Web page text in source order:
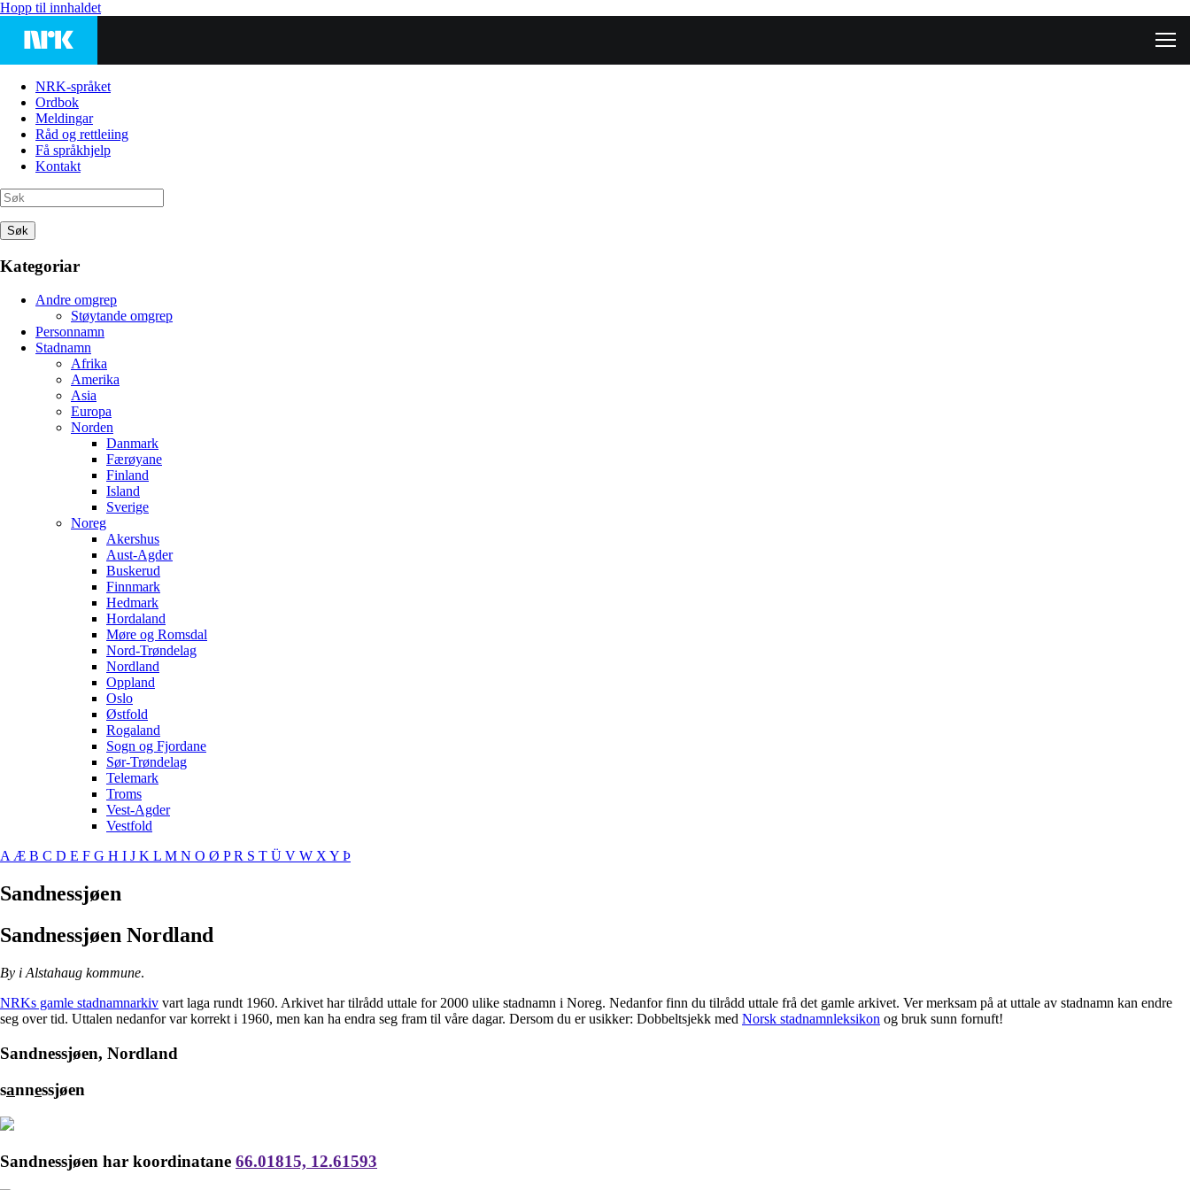
Hopp til innhaldet
NRK-språket
Ordbok
Meldingar
Råd og rettleiing
Få språkhjelp
Kontakt
Søk
Kategoriar
Andre omgrep
Støytande omgrep
Personnamn
Stadnamn
Afrika
Amerika
Asia
Europa
Norden
Danmark
Færøyane
Finland
Island
Sverige
Noreg
Akershus
Aust-Agder
Buskerud
Finnmark
Hedmark
Hordaland
Møre og Romsdal
Nord-Trøndelag
Nordland
Oppland
Oslo
Østfold
Rogaland
Sogn og Fjordane
Sør-Trøndelag
Telemark
Troms
Vest-Agder
Vestfold
AÆ B C D E F G H I J K L M N O Ø PR S T Ü V W XY Þ
Sandnessjøen
Sandnessjøen Nordland
By i Alstahaug kommune.
NRKs gamle stadnamnarkiv vart laga rundt 1960. Arkivet har tilrådd uttale for 2000 ulike stadnamn i Noreg. Nedanfor finn du tilrådd uttale frå det gamle arkivet. Ver merksam på at uttale av stadnamn kan endre
seg over tid. Uttalen nedanfor var korrekt i 1960, men kan ha endra seg fram til våre dagar. Dersom du er usikker: Dobbeltsjekk med Norsk stadnamnleksikon og bruk sunn fornuft!
Sandnessjøen, Nordland
sannessjøen
Sandnessjøen har koordinatane 66.01815, 12.61593